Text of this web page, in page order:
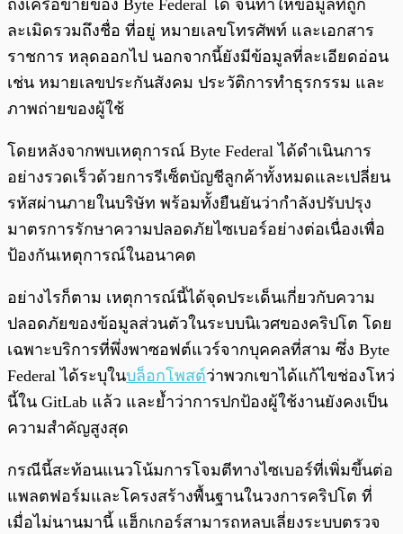
ถึงเครือข่ายของ Byte Federal ได้ จนทำให้ข้อมูลที่ถูก
ละเมิดรวมถึงชื่อ ที่อยู่ หมายเลขโทรศัพท์ และเอกสาร
ราชการ หลุดออกไป นอกจากนี้ยังมีข้อมูลที่ละเอียดอ่อน
เช่น หมายเลขประกันสังคม ประวัติการทำธุรกรรม และ
ภาพถ่ายของผู้ใช้
โดยหลังจากพบเหตุการณ์ Byte Federal ได้ดำเนินการ
อย่างรวดเร็วด้วยการรีเซ็ตบัญชีลูกค้าทั้งหมดและเปลี่ยน
รหัสผ่านภายในบริษัท พร้อมทั้งยืนยันว่ากำลังปรับปรุง
มาตรการรักษาความปลอดภัยไซเบอร์อย่างต่อเนื่องเพื่อ
ป้องกันเหตุการณ์ในอนาคต
อย่างไรก็ตาม เหตุการณ์นี้ได้จุดประเด็นเกี่ยวกับความ
ปลอดภัยของข้อมูลส่วนตัวในระบบนิเวศของคริปโต โดย
เฉพาะบริการที่พึ่งพาซอฟต์แวร์จากบุคคลที่สาม ซึ่ง Byte
Federal ได้ระบุในบล็อกโพสต์ว่าพวกเขาได้แก้ไขช่องโหว่
นี้ใน GitLab แล้ว และย้ำว่าการปกป้องผู้ใช้งานยังคงเป็น
ความสำคัญสูงสุด
กรณีนี้สะท้อนแนวโน้มการโจมตีทางไซเบอร์ที่เพิ่มขึ้นต่อ
แพลตฟอร์มและโครงสร้างพื้นฐานในวงการคริปโต ที่
เมื่อไม่นานมานี้ แฮ็กเกอร์สามารถหลบเลี่ยงระบบตรวจ